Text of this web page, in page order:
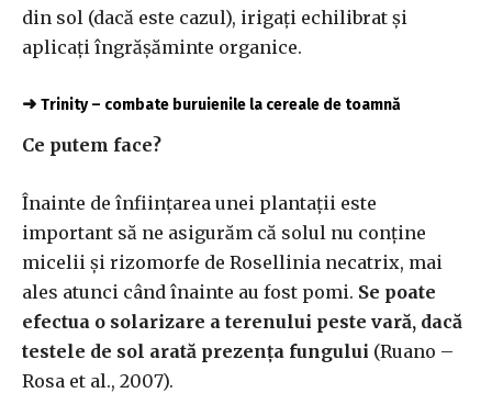
din sol (dacă este cazul), irigați echilibrat și
aplicați îngrășăminte organice.
➜ Trinity – combate buruienile la cereale de toamnă
Ce putem face?
Înainte de înființarea unei plantații este
important să ne asigurăm că solul nu conține
micelii și rizomorfe de Rosellinia necatrix, mai
ales atunci când înainte au fost pomi. Se poate
efectua o solarizare a terenului peste vară, dacă
testele de sol arată prezența fungului (Ruano –
Rosa et al., 2007).